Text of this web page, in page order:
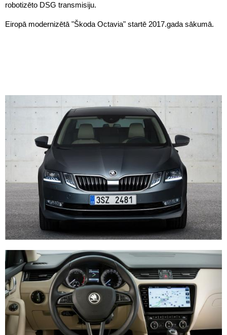
robotizēto DSG transmisiju.
Eiropā modernizētā "Škoda Octavia" startē 2017.gada sākumā.